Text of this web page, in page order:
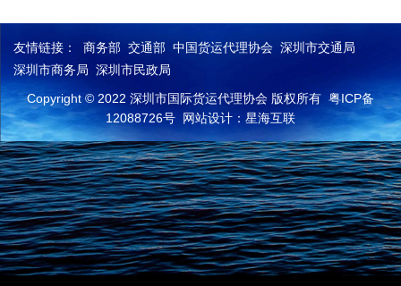
友情链接： 商务部 交通部 中国货运代理协会 深圳市交通局
深圳市商务局 深圳市民政局
Copyright © 2022 深圳市国际货运代理协会 版权所有 粤ICP备
12088726号 网站设计：星海互联